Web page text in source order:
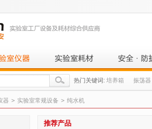
热门关键词: 培养箱 振荡器
器 > 实验室常规设备 > 纯水机
推荐产品